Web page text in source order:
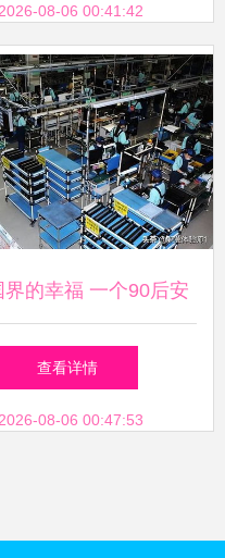
人生
08-06 00:41:42
界的幸福 一个90后安
子在日本找到了家
查看详情
08-06 00:47:53